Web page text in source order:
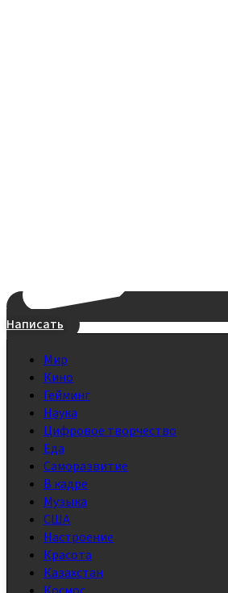
Написать
Мир
Кино
Гейминг
Наука
Цифровое творчество
Еда
Саморазвитие
В кадре
Музыка
США
Настроение
Красота
Казахстан